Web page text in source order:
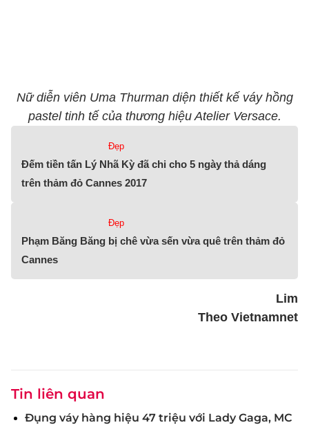
Nữ diễn viên Uma Thurman diện thiết kế váy hồng
pastel tinh tế của thương hiệu Atelier Versace.
Đẹp
Đếm tiền tấn Lý Nhã Kỳ đã chi cho 5 ngày thả dáng
trên thảm đỏ Cannes 2017
Đẹp
Phạm Băng Băng bị chê vừa sến vừa quê trên thảm đỏ
Cannes
Lim
Theo Vietnamnet
Tin liên quan
Đụng váy hàng hiệu 47 triệu với Lady Gaga, MC